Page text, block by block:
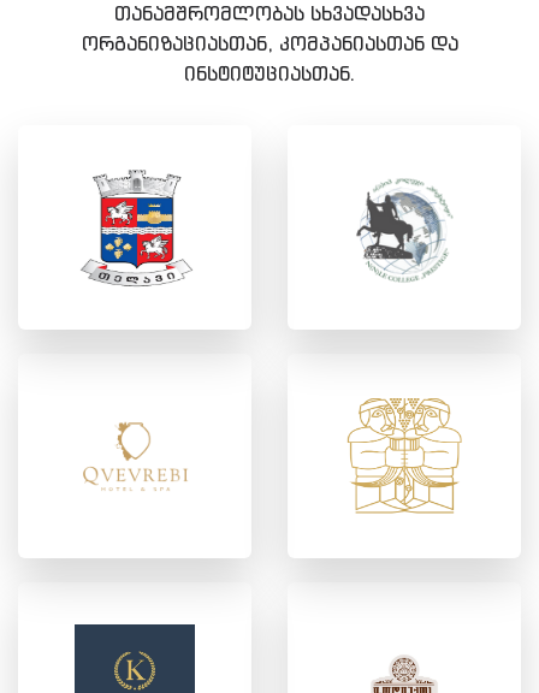
თანამშრომლობას სხვადასხვა
ორგანიზაციასთან, კომპანიასთან და
ინსტიტუციასთან.